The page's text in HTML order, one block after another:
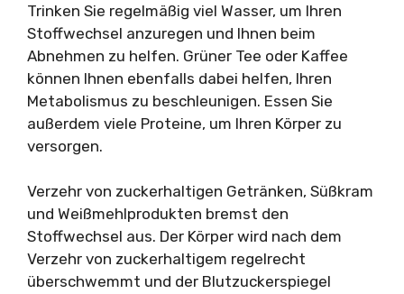
Trinken Sie regelmäßig viel Wasser, um Ihren
Stoffwechsel anzuregen und Ihnen beim
Abnehmen zu helfen. Grüner Tee oder Kaffee
können Ihnen ebenfalls dabei helfen, Ihren
Metabolismus zu beschleunigen. Essen Sie
außerdem viele Proteine, um Ihren Körper zu
versorgen.
Verzehr von zuckerhaltigen Getränken, Süßkram
und Weißmehlprodukten bremst den
Stoffwechsel aus. Der Körper wird nach dem
Verzehr von zuckerhaltigem regelrecht
überschwemmt und der Blutzuckerspiegel